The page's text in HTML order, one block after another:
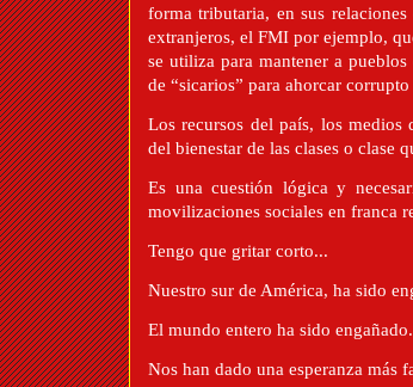
forma tributaria, en sus relaciones
extranjeros, el FMI por ejemplo,
se utiliza para mantener a
de “sicarios” para ahorcar
Los recursos del país, los
del bienestar de las clases o clase
Es una cuestión lógica y
movilizaciones sociales en franca
Tengo que gritar corto...
Nuestro sur de América, ha sido
El mundo entero ha sido engañado.
Nos han dado una esperanza más